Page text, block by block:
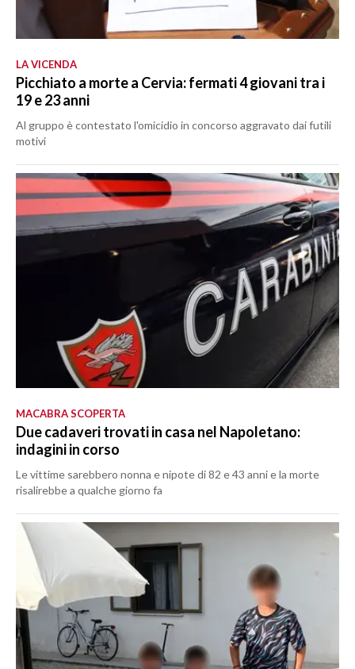
LA VICENDA
Picchiato a morte a Cervia: fermati 4 giovani tra i
19 e 23 anni
Al gruppo è contestato l'omicidio in concorso aggravato dai futili
motivi
MACABRA SCOPERTA
Due cadaveri trovati in casa nel Napoletano:
indagini in corso
Le vittime sarebbero nonna e nipote di 82 e 43 anni e la morte
risalirebbe a qualche giorno fa